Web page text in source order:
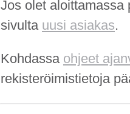
Jos olet aloittamassa
sivulta uusi asiakas.
Kohdassa ohjeet
rekisteröimistietoja